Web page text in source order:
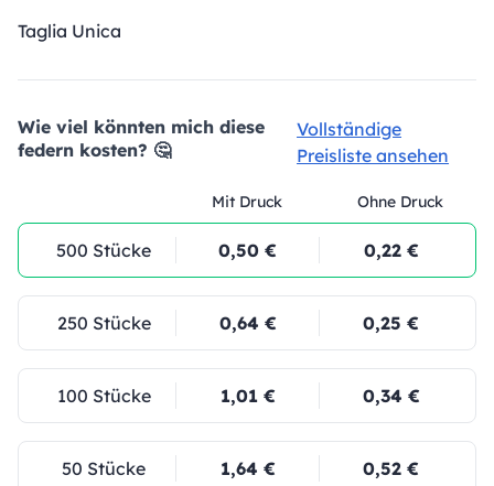
Taglia Unica
Wie viel könnten mich diese
federn kosten? 🤔
Vollständige
Preisliste ansehen
Mit Druck Ohne Druck
500 Stücke 0,50 € 0,22 €
250 Stücke 0,64 € 0,25 €
100 Stücke 1,01 € 0,34 €
50 Stücke 1,64 € 0,52 €